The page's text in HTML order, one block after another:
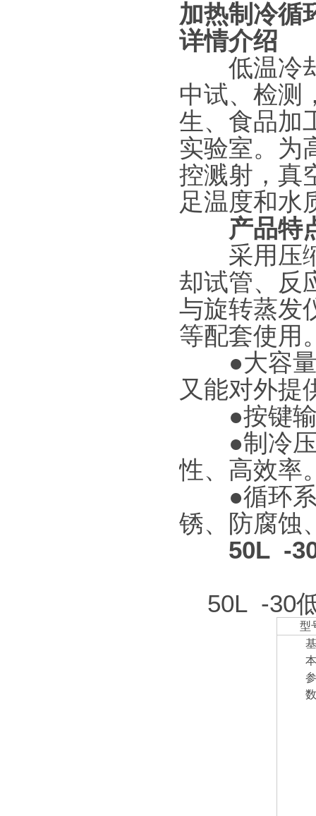
加热制冷循
详情介绍
低温冷却
中试、检测
生、食品加
实验室。为
控溅射，真
足温度和水
产品特
采用压缩
却试管、反
与旋转蒸发
等配套使用
●大容量
又能对外提
●按键输
●制冷压
性、高效率
●循环系
锈、防腐蚀
50L -
50L -30
型
基
本
参
数